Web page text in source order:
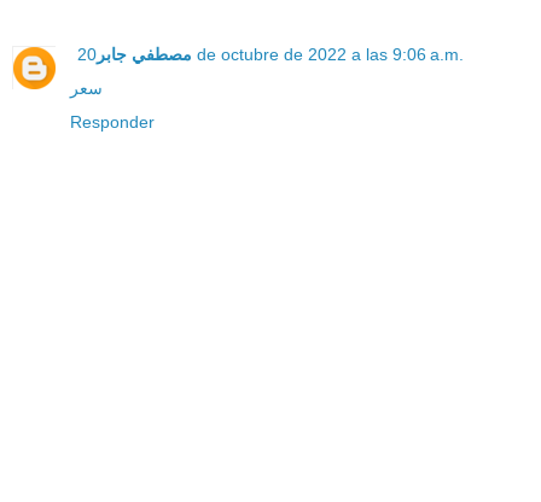
مصطفي جابر 20 de octubre de 2022 a las 9:06 a.m.
سعر
Responder